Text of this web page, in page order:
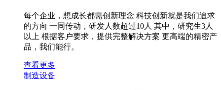
每个企业，想成长都需创新理念 科技创新就是我们追求
的方向 一同传动，研发人数超过10人 其中，研究生3人
以上 根据客户要求，提供完整解决方案 更高端的精密产
品，我们能行。
查看更多
制造设备